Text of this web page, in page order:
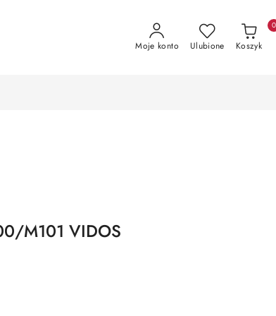
Moje konto Ulubione Koszyk
0
M101 VIDOS